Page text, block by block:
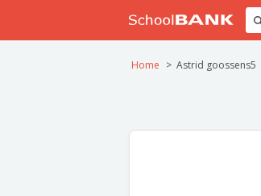
Home Astrid goossens5